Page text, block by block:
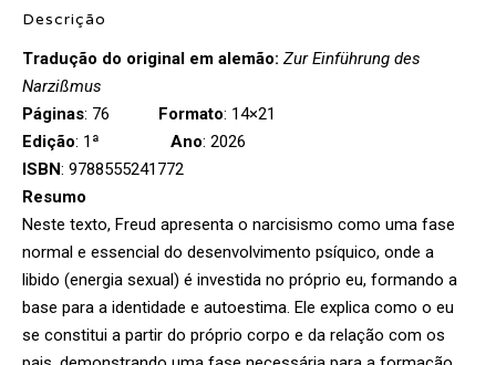
Descrição
Tradução do original em alemão: Zur Einführung des
Narzißmus
Páginas: 76 Formato: 14×21
Edição: 1ª Ano: 2026
ISBN: 9788555241772
Resumo
Neste texto, Freud apresenta o narcisismo como uma fase
normal e essencial do desenvolvimento psíquico, onde a
libido (energia sexual) é investida no próprio eu, formando a
base para a identidade e autoestima. Ele explica como o eu
se constitui a partir do próprio corpo e da relação com os